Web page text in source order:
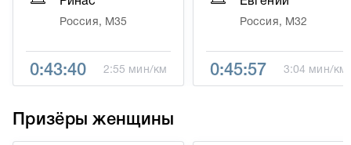
Россия, М35
0:43:40 2:55 мин/км
Россия, М32
0:45:57 3:04 мин/км
Призёры женщины